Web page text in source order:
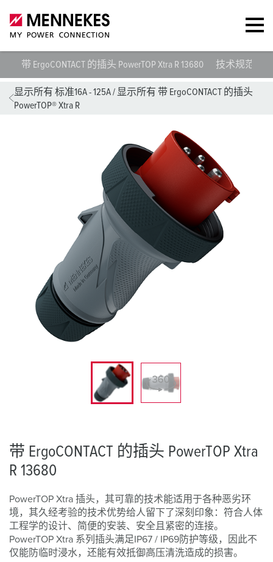
带 ErgoCONTACT 的插头 PowerTOP Xtra R 13680 技术规范
显示所有 标准16A - 125A/ 显示所有 带 ErgoCONTACT 的插头
PowerTOP® Xtra R
带 ErgoCONTACT 的插头 PowerTOP Xtra
R 13680
PowerTOP Xtra 插头，其可靠的技术能适用于各种恶劣环
境，其久经考验的技术优势给人留下了深刻印象：符合人体
工程学的设计、简便的安装、安全且紧密的连接。
PowerTOP Xtra 系列插头满足IP67 / IP69防护等级，因此不
仅能防临时浸水，还能有效抵御高压清洗造成的损害。